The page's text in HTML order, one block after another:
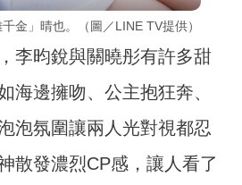
金」晴也。（圖／LINE TV提供）
李昀銳與關曉彤有許多甜
海邊擁吻、公主抱狂奔、
泡氛圍讓兩人光對視都忍
散發濃烈CP感，讓人看了